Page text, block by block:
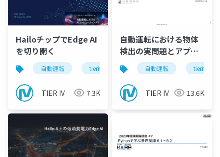
HailoチップでEdge AI
を切り開く
自動運転 tieriv hailo autoware
TIER IV 7.3K
自動運転における物体
検出の実問題とアプロ
ーチ
自動運転 tieriv
TIER IV 13.6K